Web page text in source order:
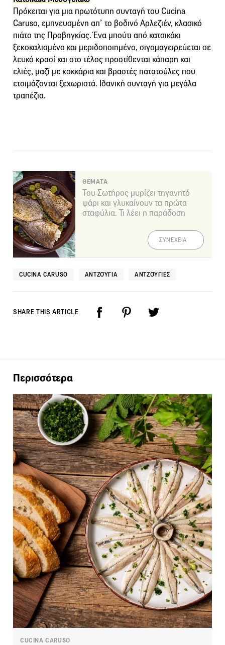
Πρόκειται για μια πρωτότυπη συνταγή του Cucina
Caruso, εμπνευσμένη απ’ το βοδινό Αρλεζιέν, κλασικό
πιάτο της Προβηγκίας. Ένα μπούτι από κατσικάκι
ξεκοκαλισμένο και μεριδοποιημένο, σιγομαγειρεύεται σε
λευκό κρασί και στο τέλος προστίθενται κάπαρη και
ελιές, μαζί με κοκκάρια και βραστές πατατούλες που
ετοιμάζονται ξεχωριστά. Ιδανική συνταγή για μεγάλα
τραπέζια.
ΘΕΜΑΤΑ
Του Σωτήρος μυρίζει τηγανητό
ψάρι και γλυκαίνουν τα πρώτα
σταφύλια. Τι λέει η παράδοση
ΣΥΝΕΧΕΙΑ
CUCINA CARUSO ΑΝΤΖΟΎΓΙΑ ΑΝΤΖΟΎΓΙΕΣ
SHARE THIS ARTICLE
Περισσότερα
CUCINA CARUSO